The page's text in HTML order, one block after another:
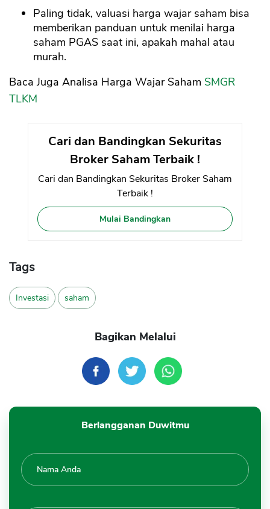
Paling tidak, valuasi harga wajar saham bisa
memberikan panduan untuk menilai harga
saham PGAS saat ini, apakah mahal atau
murah.
Baca Juga Analisa Harga Wajar Saham SMGR
TLKM
Cari dan Bandingkan Sekuritas
Broker Saham Terbaik !
Cari dan Bandingkan Sekuritas Broker Saham
Terbaik !
Mulai Bandingkan
Tags
Investasi saham
Bagikan Melalui
Berlangganan Duwitmu